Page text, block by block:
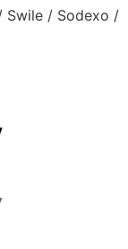
Swile / Sodexo /